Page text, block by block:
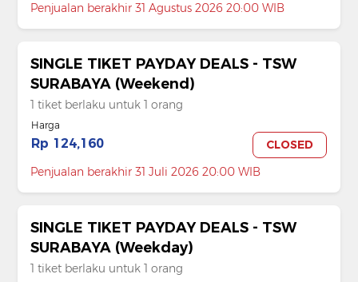
Penjualan berakhir 31 Agustus 2026 20:00 WIB
SINGLE TIKET PAYDAY DEALS - TSW
SURABAYA (Weekend)
1 tiket berlaku untuk 1 orang
Harga
Rp 124,160
CLOSED
Penjualan berakhir 31 Juli 2026 20:00 WIB
SINGLE TIKET PAYDAY DEALS - TSW
SURABAYA (Weekday)
1 tiket berlaku untuk 1 orang